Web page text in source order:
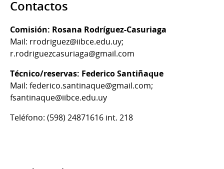
Contactos
Comisión: Rosana Rodríguez-Casuriaga
Mail: rrodriguez@iibce.edu.uy;
r.rodriguezcasuriaga@gmail.com
Técnico/reservas: Federico Santiñaque
Mail: federico.santinaque@gmail.com;
fsantinaque@iibce.edu.uy
Teléfono: (598) 24871616 int. 218